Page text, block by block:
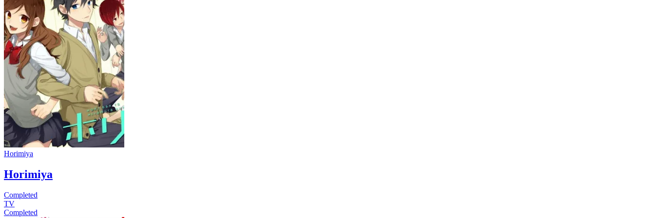
Horimiya
Horimiya
Completed
TV
Completed